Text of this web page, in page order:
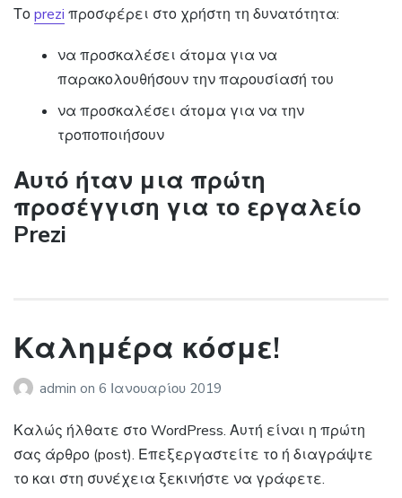
Τοprezi προσφέρει στο χρήστη τη δυνατότητα:
να προσκαλέσει άτομα για να
παρακολουθήσουν την παρουσίασή του
να προσκαλέσει άτομα για να την
τροποποιήσουν
Αυτό ήταν μια πρώτη
προσέγγιση για το εργαλείο
Prezi
Καλημέρα κόσμε!
admin on 6 Ιανουαρίου 2019
Καλώς ήλθατε στο WordPress. Αυτή είναι η πρώτη
σας άρθρο (post). Επεξεργαστείτε το ή διαγράψτε
το και στη συνέχεια ξεκινήστε να γράφετε.